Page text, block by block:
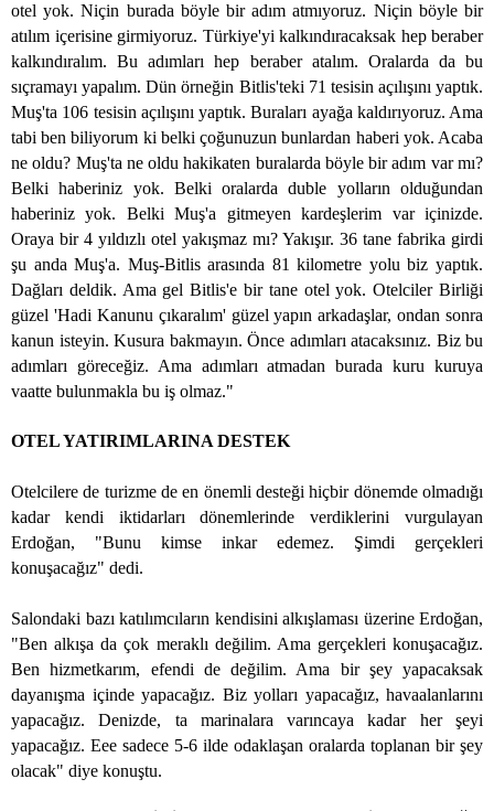
otel yok. Niçin burada böyle bir adım atmıyoruz. Niçin böyle bir
atılım içerisine girmiyoruz. Türkiye'yi kalkındıracaksak hep beraber
kalkındıralım. Bu adımları hep beraber atalım. Oralarda da bu
sıçramayı yapalım. Dün örneğin Bitlis'teki 71 tesisin açılışını yaptık.
Muş'ta 106 tesisin açılışını yaptık. Buraları ayağa kaldırıyoruz. Ama
tabi ben biliyorum ki belki çoğunuzun bunlardan haberi yok. Acaba
ne oldu? Muş'ta ne oldu hakikaten buralarda böyle bir adım var mı?
Belki haberiniz yok. Belki oralarda duble yolların olduğundan
haberiniz yok. Belki Muş'a gitmeyen kardeşlerim var içinizde.
Oraya bir 4 yıldızlı otel yakışmaz mı? Yakışır. 36 tane fabrika girdi
şu anda Muş'a. Muş-Bitlis arasında 81 kilometre yolu biz yaptık.
Dağları deldik. Ama gel Bitlis'e bir tane otel yok. Otelciler Birliği
güzel 'Hadi Kanunu çıkaralım' güzel yapın arkadaşlar, ondan sonra
kanun isteyin. Kusura bakmayın. Önce adımları atacaksınız. Biz bu
adımları göreceğiz. Ama adımları atmadan burada kuru kuruya
vaatte bulunmakla bu iş olmaz."
OTEL YATIRIMLARINA DESTEK
Otelcilere de turizme de en önemli desteği hiçbir dönemde olmadığı
kadar kendi iktidarları dönemlerinde verdiklerini vurgulayan
Erdoğan, "Bunu kimse inkar edemez. Şimdi gerçekleri
konuşacağız" dedi.
Salondaki bazı katılımcıların kendisini alkışlaması üzerine Erdoğan,
"Ben alkışa da çok meraklı değilim. Ama gerçekleri konuşacağız.
Ben hizmetkarım, efendi de değilim. Ama bir şey yapacaksak
dayanışma içinde yapacağız. Biz yolları yapacağız, havaalanlarını
yapacağız. Denizde, ta marinalara varıncaya kadar her şeyi
yapacağız. Eee sadece 5-6 ilde odaklaşan oralarda toplanan bir şey
olacak" diye konuştu.